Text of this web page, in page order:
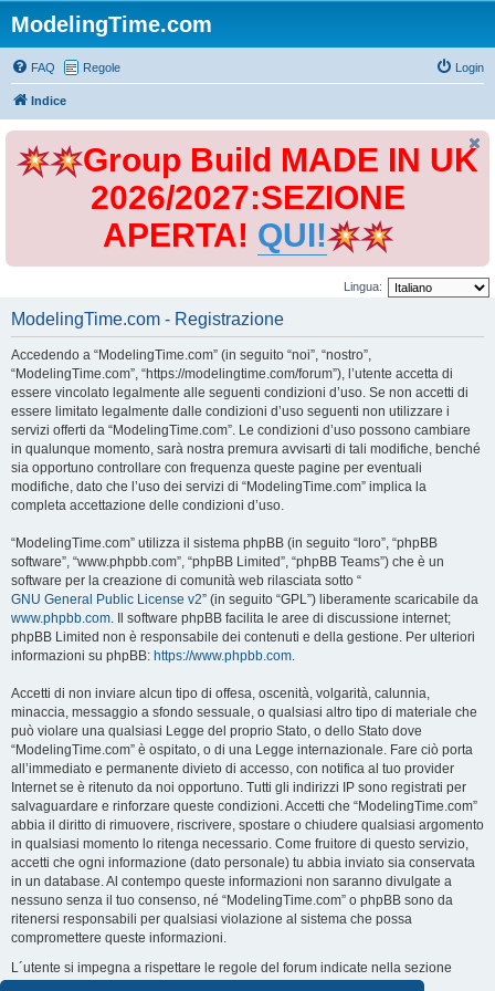
ModelingTime.com
FAQ Regole Login
Indice
Group Build MADE IN UK
2026/2027:SEZIONE
APERTA! QUI!
Lingua:
ModelingTime.com - Registrazione
Accedendo a “ModelingTime.com” (in seguito “noi”, “nostro”,
“ModelingTime.com”, “https://modelingtime.com/forum”), l’utente accetta di
essere vincolato legalmente alle seguenti condizioni d’uso. Se non accetti di
essere limitato legalmente dalle condizioni d’uso seguenti non utilizzare i
servizi offerti da “ModelingTime.com”. Le condizioni d’uso possono cambiare
in qualunque momento, sarà nostra premura avvisarti di tali modifiche, benché
sia opportuno controllare con frequenza queste pagine per eventuali
modifiche, dato che l’uso dei servizi di “ModelingTime.com” implica la
completa accettazione delle condizioni d’uso.
“ModelingTime.com” utilizza il sistema phpBB (in seguito “loro”, “phpBB
software”, “www.phpbb.com”, “phpBB Limited”, “phpBB Teams”) che è un
software per la creazione di comunità web rilasciata sotto “
GNU General Public License v2” (in seguito “GPL”) liberamente scaricabile da
www.phpbb.com. Il software phpBB facilita le aree di discussione internet;
phpBB Limited non è responsabile dei contenuti e della gestione. Per ulteriori
informazioni su phpBB: https://www.phpbb.com.
Accetti di non inviare alcun tipo di offesa, oscenità, volgarità, calunnia,
minaccia, messaggio a sfondo sessuale, o qualsiasi altro tipo di materiale che
può violare una qualsiasi Legge del proprio Stato, o dello Stato dove
“ModelingTime.com” è ospitato, o di una Legge internazionale. Fare ciò porta
all’immediato e permanente divieto di accesso, con notifica al tuo provider
Internet se è ritenuto da noi opportuno. Tutti gli indirizzi IP sono registrati per
salvaguardare e rinforzare queste condizioni. Accetti che “ModelingTime.com”
abbia il diritto di rimuovere, riscrivere, spostare o chiudere qualsiasi argomento
in qualsiasi momento lo ritenga necessario. Come fruitore di questo servizio,
accetti che ogni informazione (dato personale) tu abbia inviato sia conservata
in un database. Al contempo queste informazioni non saranno divulgate a
nessuno senza il tuo consenso, né “ModelingTime.com” o phpBB sono da
ritenersi responsabili per qualsiasi violazione al sistema che possa
compromettere queste informazioni.
L´utente si impegna a rispettare le regole del forum indicate nella sezione